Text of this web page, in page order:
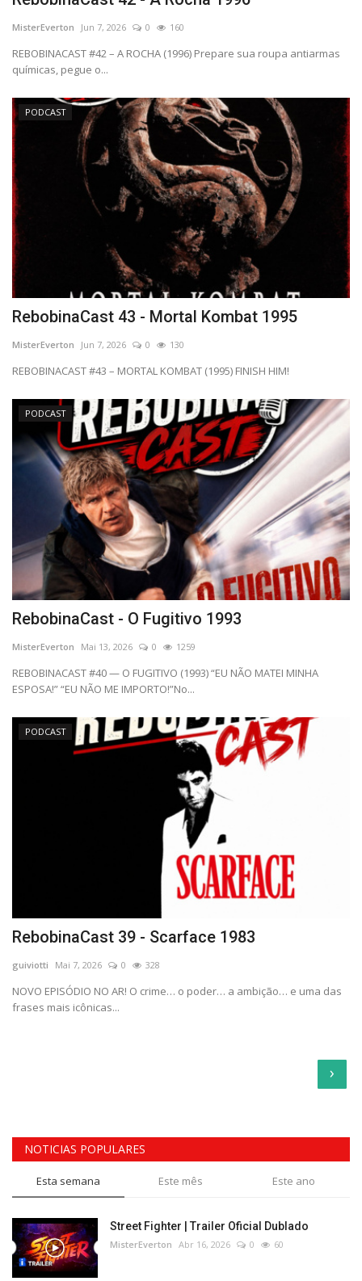
MisterEverton Jun 7, 2026 0 160
REBOBINACAST #42 – A ROCHA (1996) Prepare sua roupa antiarmas
químicas, pegue o...
PODCAST
RebobinaCast 43 - Mortal Kombat 1995
MisterEverton Jun 7, 2026 0 130
REBOBINACAST #43 – MORTAL KOMBAT (1995) FINISH HIM!
PODCAST
RebobinaCast - O Fugitivo 1993
MisterEverton Mai 13, 2026 0 1259
REBOBINACAST #40 — O FUGITIVO (1993) “EU NÃO MATEI MINHA
ESPOSA!” “EU NÃO ME IMPORTO!”No...
PODCAST
RebobinaCast 39 - Scarface 1983
guiviotti Mai 7, 2026 0 328
NOVO EPISÓDIO NO AR! O crime… o poder… a ambição… e uma das
frases mais icônicas...
›
NOTICIAS POPULARES
Esta semana Este mês Este ano
Street Fighter | Trailer Oficial Dublado
MisterEverton Abr 16, 2026 0 60